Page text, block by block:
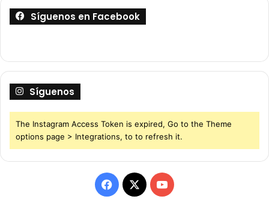
Síguenos en Facebook
Síguenos
The Instagram Access Token is expired, Go to the Theme
options page > Integrations, to to refresh it.
F
X
Y